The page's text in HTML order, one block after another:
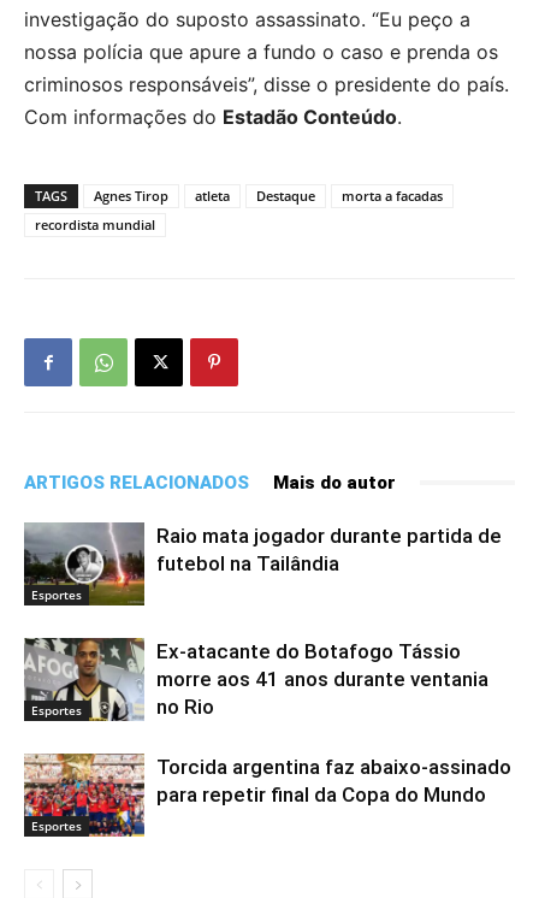
investigação do suposto assassinato. “Eu peço a
nossa polícia que apure a fundo o caso e prenda os
criminosos responsáveis”, disse o presidente do país.
Com informações do Estadão Conteúdo.
TAGS Agnes Tirop atleta Destaque
morta a facadas
recordista mundial
ARTIGOS RELACIONADOS Mais do autor
Esportes
Raio mata jogador durante partida de
futebol na Tailândia
Esportes
Ex-atacante do Botafogo Tássio
morre aos 41 anos durante ventania
no Rio
Esportes
Torcida argentina faz abaixo-assinado
para repetir final da Copa do Mundo